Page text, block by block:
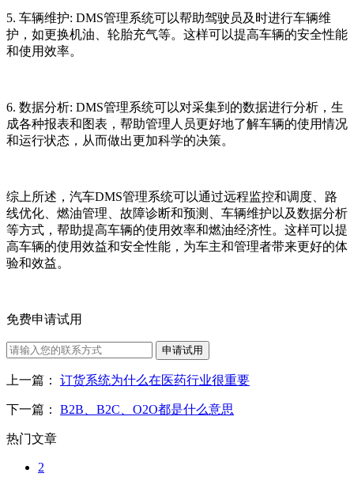
5. 车辆维护: DMS管理系统可以帮助驾驶员及时进行车辆维
护，如更换机油、轮胎充气等。这样可以提高车辆的安全性能
和使用效率。
6. 数据分析: DMS管理系统可以对采集到的数据进行分析，生
成各种报表和图表，帮助管理人员更好地了解车辆的使用情况
和运行状态，从而做出更加科学的决策。
综上所述，汽车DMS管理系统可以通过远程监控和调度、路
线优化、燃油管理、故障诊断和预测、车辆维护以及数据分析
等方式，帮助提高车辆的使用效率和燃油经济性。这样可以提
高车辆的使用效益和安全性能，为车主和管理者带来更好的体
验和效益。
免费申请试用
申请试用
上一篇： 订货系统为什么在医药行业很重要
下一篇： B2B、B2C、O2O都是什么意思
热门文章
2